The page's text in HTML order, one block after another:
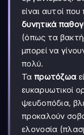
είναι αυτοί
δυνητικά
(όπως τα
μπορεί να
πολύ.
Τα πρωτόζωα
ευκαρυωτικοί
ψευδοπόδια,
προκαλούν
ελονοσία